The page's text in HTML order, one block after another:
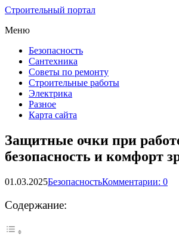
Строительный портал
Меню
Безопасность
Сантехника
Советы по ремонту
Строительные работы
Электрика
Разное
Карта сайта
Защитные очки при
безопасность и комфорт
01.03.2025БезопасностьКомментарии: 0
Содержание: